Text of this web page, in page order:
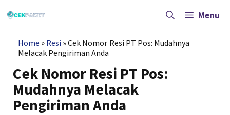
ke
Menu
Home » Resi »Cek Nomor Resi PT Pos: Mudahnya
Melacak Pengiriman Anda
Cek Nomor Resi PT Pos:
Mudahnya Melacak
Pengiriman Anda